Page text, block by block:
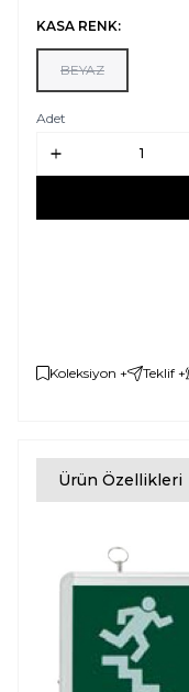
KASA RENK:
BEYAZ
Adet
Koleksiyon + Teklif +
Ürün Özellikleri